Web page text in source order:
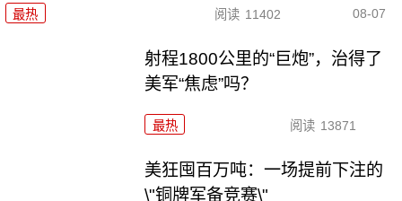
最热 阅读 11402 08-07
射程1800公里的“巨炮”，治得了
美军“焦虑”吗？
最热 阅读 13871
美狂囤百万吨：一场提前下注的
\"铜牌军备竞赛\"